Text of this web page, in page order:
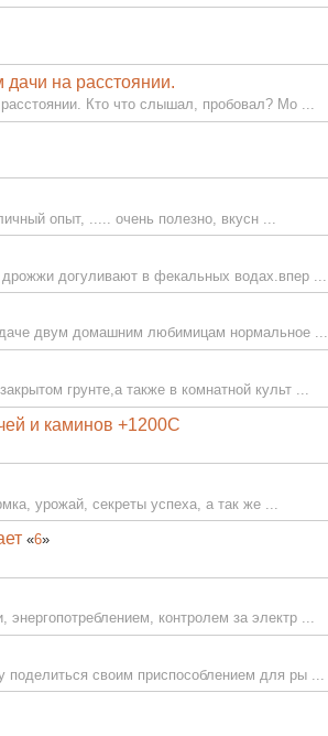
дачи на расстоянии.
Кто что слышал, пробовал? Мо ...
опыт, ..... очень полезно, вкусн ...
догуливают в фекальных водах.впер ...
даче двум домашним любимицам нормальное ...
грунте,а также в комнатной культ ...
и каминов +1200С
урожай, секреты успеха, а так же ...
«6»
контролем за электр ...
поделиться своим приспособлением для ры ...